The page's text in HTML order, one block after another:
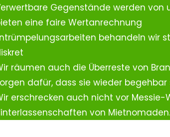
Gegenstände werden von
eine faire Wertanrechnung
behandeln wir
räumen auch die Überreste von
dafür, dass sie wieder begehbar
erschrecken auch nicht vor Messie-
von Mietnomaden.